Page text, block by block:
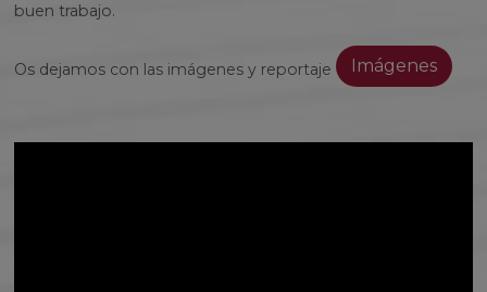
buen trabajo.
Os dejamos con las imágenes y reportaje Imágenes